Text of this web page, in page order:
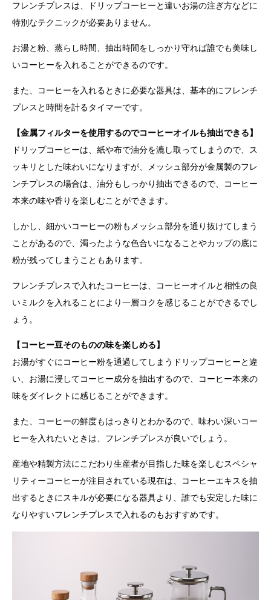
フレンチプレスは、ドリップコーヒーと違いお湯の注ぎ方などに
特別なテクニックが必要ありません。
お湯と粉、蒸らし時間、抽出時間をしっかり守れば誰でも美味し
いコーヒーを入れることができるのです。
また、コーヒーを入れるときに必要な器具は、基本的にフレンチ
プレスと時間を計るタイマーです。
【金属フィルターを使用するのでコーヒーオイルも抽出できる】
ドリップコーヒーは、紙や布で油分を漉し取ってしまうので、ス
ッキリとした味わいになりますが、メッシュ部分が金属製のフレ
ンチプレスの場合は、油分もしっかり抽出できるので、コーヒー
本来の味や香りを楽しむことができます。
しかし、細かいコーヒーの粉もメッシュ部分を通り抜けてしまう
ことがあるので、濁ったような色合いになることやカップの底に
粉が残ってしまうこともあります。
フレンチプレスで入れたコーヒーは、コーヒーオイルと相性の良
いミルクを入れることにより一層コクを感じることができるでし
ょう。
【コーヒー豆そのものの味を楽しめる】
お湯がすぐにコーヒー粉を通過してしまうドリップコーヒーと違
い、お湯に浸してコーヒー成分を抽出するので、コーヒー本来の
味をダイレクトに感じることができます。
また、コーヒーの鮮度もはっきりとわかるので、味わい深いコー
ヒーを入れたいときは、フレンチプレスが良いでしょう。
産地や精製方法にこだわり生産者が目指した味を楽しむスペシャ
リティーコーヒーが注目されている現在は、コーヒーエキスを抽
出するときにスキルが必要になる器具より、誰でも安定した味に
なりやすいフレンチプレスで入れるのもおすすめです。